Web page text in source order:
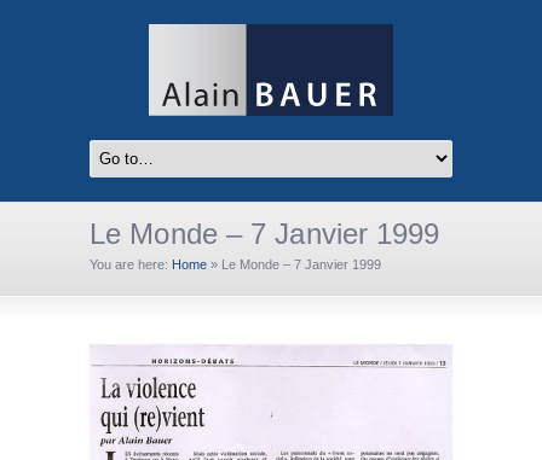
Le Monde – 7 Janvier 1999
You are here: Home » Le Monde – 7 Janvier 1999